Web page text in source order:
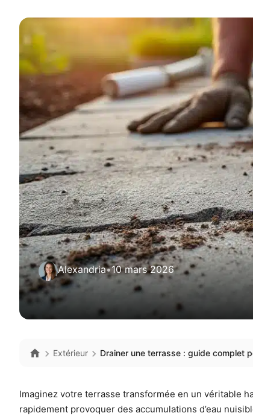
Alexandria•10 mars 2026
Extérieur Drainer une terrasse : guide complet
Imaginez votre terrasse transformée en un véritable
rapidement provoquer des accumulations d’eau